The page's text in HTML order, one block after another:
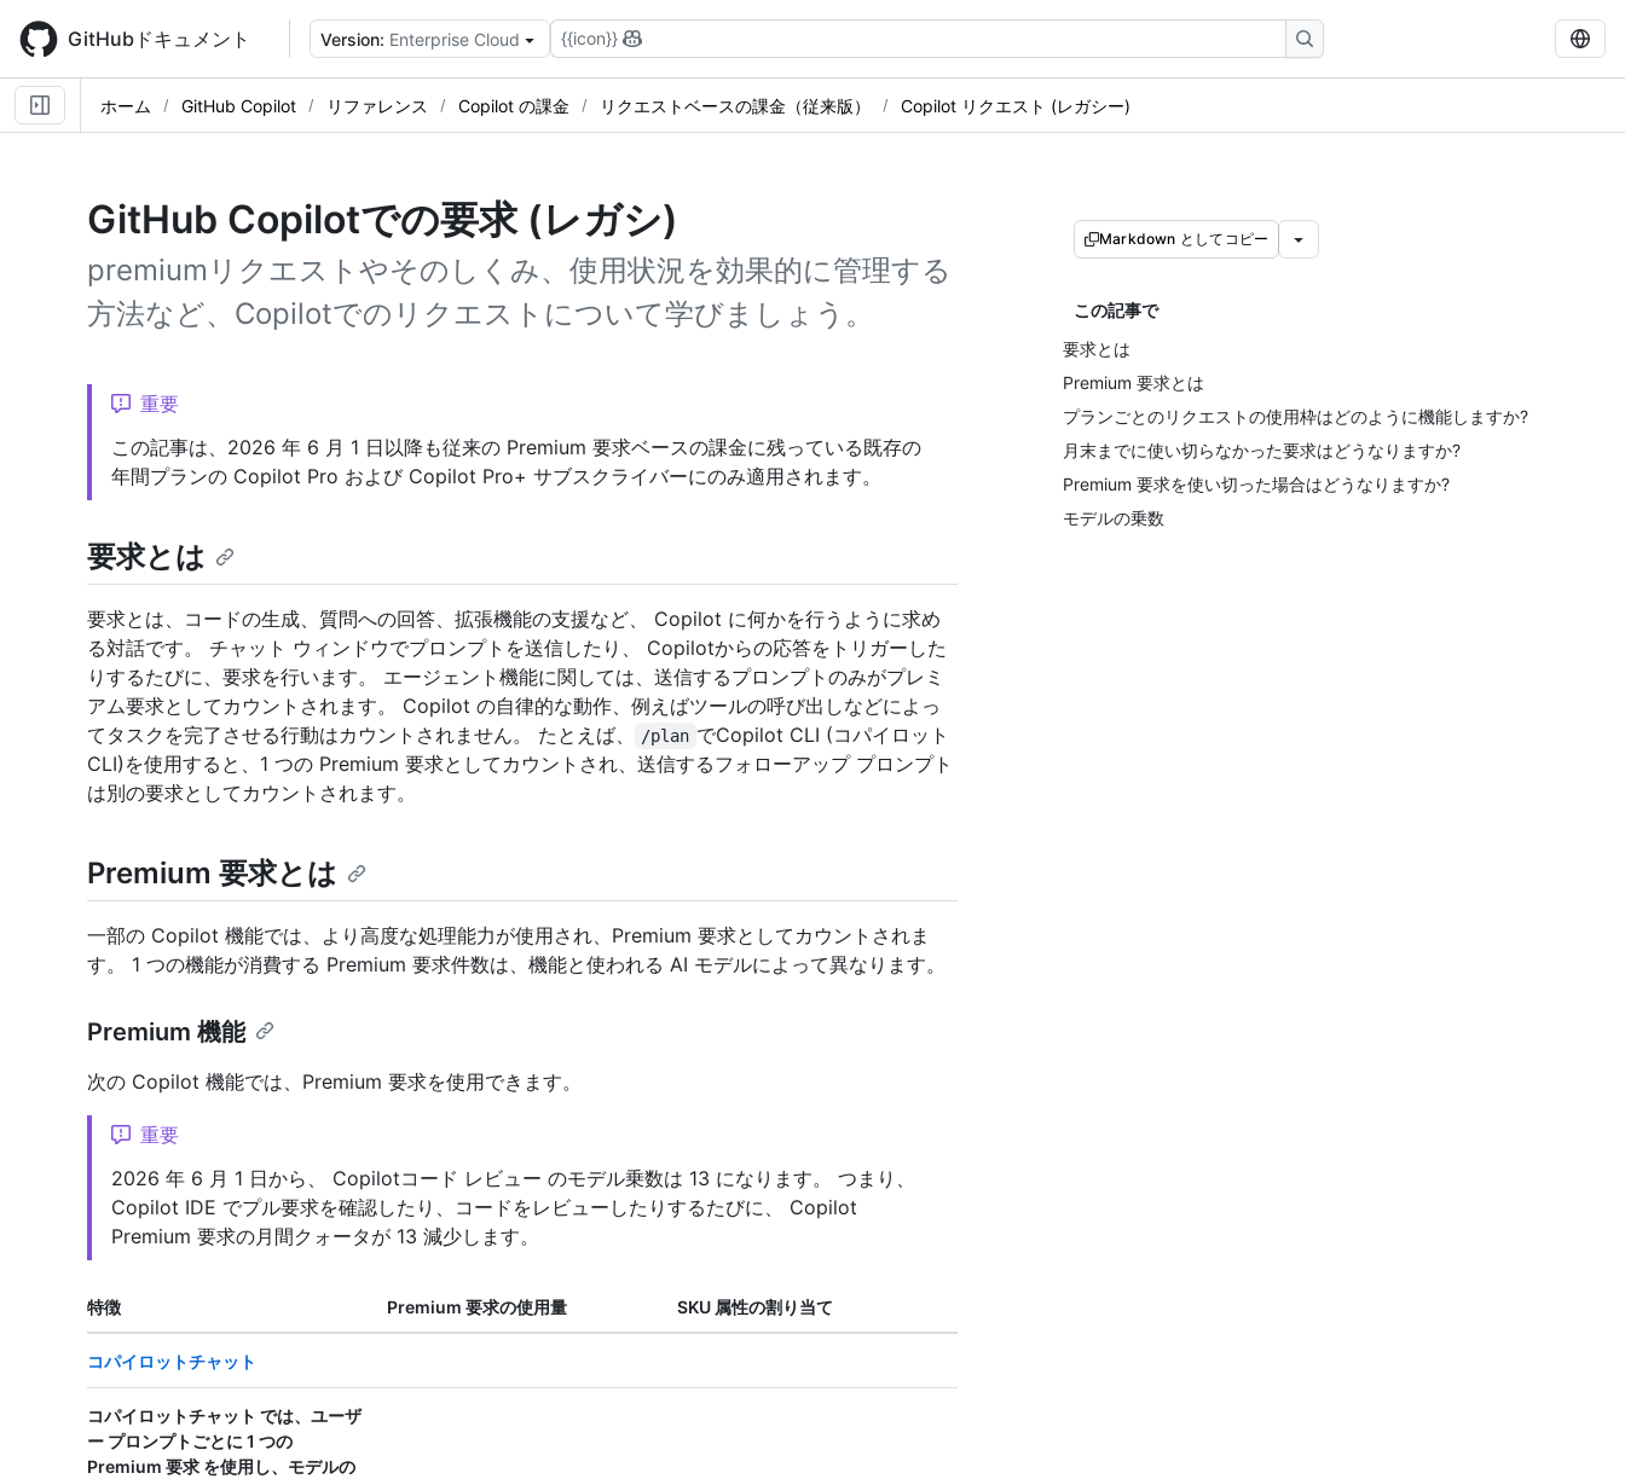
main
content
GitHubドキュメント Version: Enterprise Cloud {{icon}}
ホーム GitHub Copilot リファレンス Copilot の課金 リクエストベースの課金（従来版） Copilot リクエスト (レガシー)
GitHub Copilotでの要求 (レガシ)
premiumリクエストやそのしくみ、使用状況を効果的に管理する
方法など、Copilotでのリクエストについて学びましょう。
Markdown としてコピー
この記事で
要求とは
Premium 要求とは
プランごとのリクエストの使用枠はどのように機能しますか?
月末までに使い切らなかった要求はどうなりますか?
Premium 要求を使い切った場合はどうなりますか?
モデルの乗数
重要
この記事は、2026 年 6 月 1 日以降も従来の Premium 要求ベースの課金に残っている既存の
年間プランの Copilot Pro および Copilot Pro+ サブスクライバーにのみ適用されます。
要求とは
要求とは、コードの生成、質問への回答、拡張機能の支援など、 Copilot に何かを行うように求め
る対話です。 チャット ウィンドウでプロンプトを送信したり、 Copilotからの応答をトリガーした
りするたびに、要求を行います。 エージェント機能に関しては、送信するプロンプトのみがプレミ
アム要求としてカウントされます。 Copilot の自律的な動作、例えばツールの呼び出しなどによっ
てタスクを完了させる行動はカウントされません。 たとえば、
/plan でCopilot CLI (コパイロット
CLI)を使用すると、1 つの Premium 要求としてカウントされ、送信するフォローアップ プロンプト
は別の要求としてカウントされます。
Premium 要求とは
一部の Copilot 機能では、より高度な処理能力が使用され、Premium 要求としてカウントされま
す。 1 つの機能が消費する Premium 要求件数は、機能と使われる AI モデルによって異なります。
Premium 機能
次の Copilot 機能では、Premium 要求を使用できます。
重要
2026 年 6 月 1 日から、 Copilotコード レビュー のモデル乗数は 13 になります。 つまり、
Copilot IDE でプル要求を確認したり、コードをレビューしたりするたびに、 Copilot
Premium 要求の月間クォータが 13 減少します。
特徴 Premium 要求の使用量 SKU 属性の割り当て
コパイロットチャット
コパイロットチャット では、ユーザ
ー プロンプトごとに 1 つの
Premium 要求 を使用し、モデルの